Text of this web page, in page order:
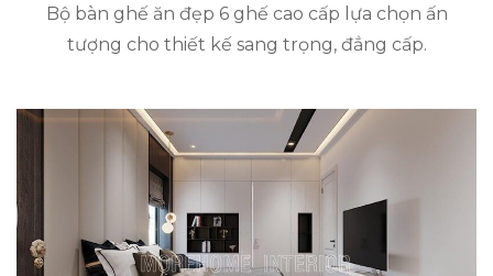
Bộ bàn ghế ăn đẹp 6 ghế cao cấp lựa chọn ấn
tượng cho thiết kế sang trọng, đẳng cấp.